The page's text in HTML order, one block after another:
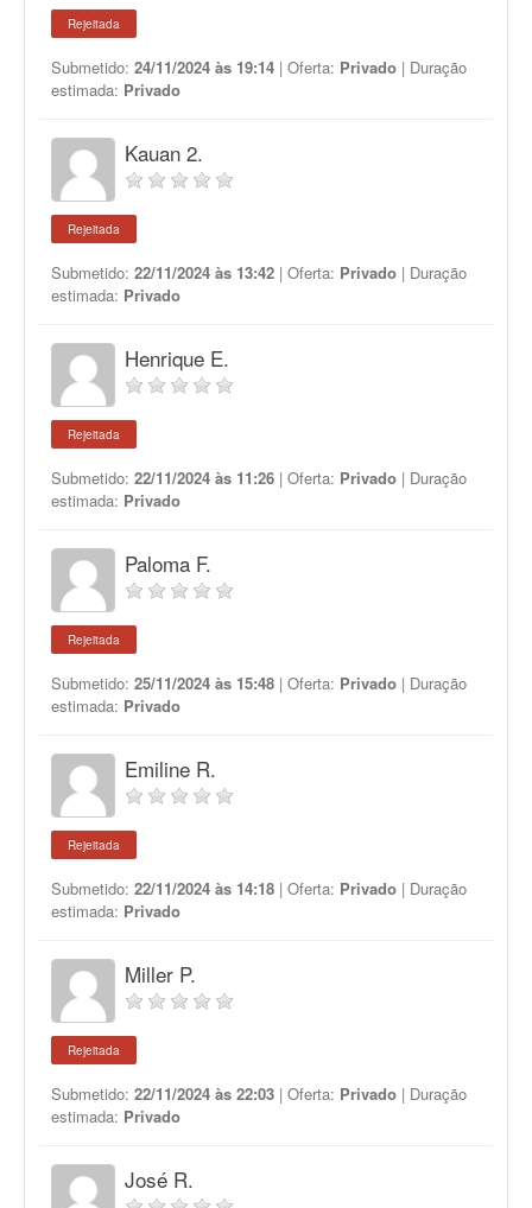
Rejeitada
Submetido: 24/11/2024 às 19:14 | Oferta: Privado | Duração
estimada: Privado
Kauan 2.
Rejeitada
Submetido: 22/11/2024 às 13:42 | Oferta: Privado | Duração
estimada: Privado
Henrique E.
Rejeitada
Submetido: 22/11/2024 às 11:26 | Oferta: Privado | Duração
estimada: Privado
Paloma F.
Rejeitada
Submetido: 25/11/2024 às 15:48 | Oferta: Privado | Duração
estimada: Privado
Emiline R.
Rejeitada
Submetido: 22/11/2024 às 14:18 | Oferta: Privado | Duração
estimada: Privado
Miller P.
Rejeitada
Submetido: 22/11/2024 às 22:03 | Oferta: Privado | Duração
estimada: Privado
José R.